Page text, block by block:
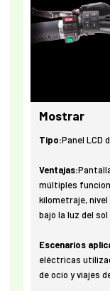
Mostrar
Tipo:Panel LCD
Ventajas:
múltiples
kilometraje,
bajo la luz del sol
Escenarios
eléctricas
de ocio y viajes